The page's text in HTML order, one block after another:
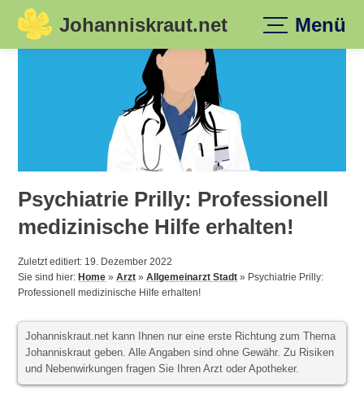
Skip
Johanniskraut.net Menü
Psychiatrie Prilly: Professionell
medizinische Hilfe erhalten!
Zuletzt editiert: 19. Dezember 2022
Sie sind hier:Home »Arzt »Allgemeinarzt Stadt » Psychiatrie Prilly:
Professionell medizinische Hilfe erhalten!
Johanniskraut.net kann Ihnen nur eine erste Richtung zum Thema
Johanniskraut geben. Alle Angaben sind ohne Gewähr. Zu Risiken
und Nebenwirkungen fragen Sie Ihren Arzt oder Apotheker.